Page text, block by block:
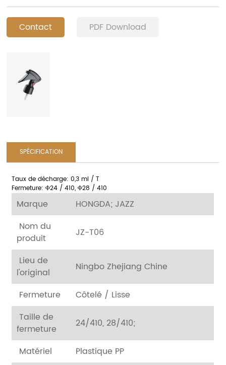
Contact PDF Download
SPÉCIFICATION
Taux de décharge: 0,3 ml / T
Fermeture: Φ24 / 410, Φ28 / 410
Marque
HONGDA; JAZZ
Nom du
produit
JZ-T06
Lieu de
l'original
Ningbo Zhejiang Chine
Fermeture
Côtelé / Lisse
Taille de
fermeture
24/410, 28/410;
Matériel
Plastique PP